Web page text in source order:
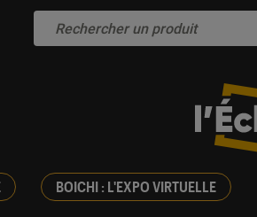
BOICHI : L'EXPO VIRTUELLE